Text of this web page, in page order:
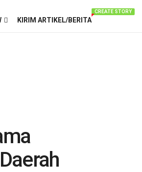
KIRIM ARTIKEL/BERITA
CREATE STORY